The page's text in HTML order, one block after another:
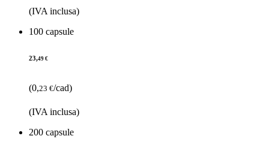
(IVA inclusa)
100 capsule
23,49 €
(0,23 €/cad)
(IVA inclusa)
200 capsule